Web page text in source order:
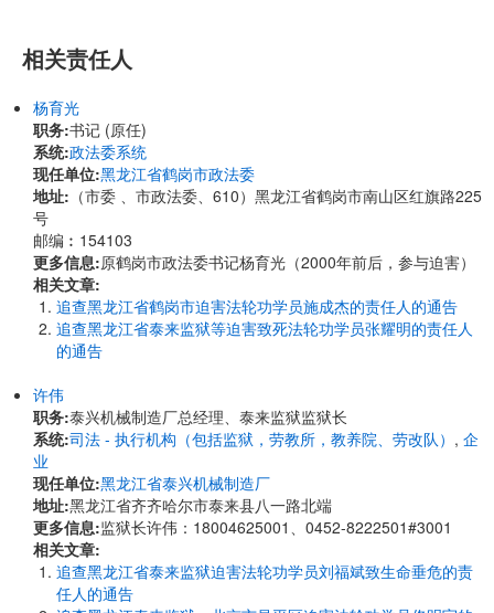
相关责任人
杨育光
职务:书记 (原任)
系统:政法委系统
现任单位:黑龙江省鹤岗市政法委
地址: （市委 、市政法委、610）黑龙江省鹤岗市南山区红旗路225
号
邮编︰154103
更多信息:原鹤岗市政法委书记杨育光（2000年前后，参与迫害）
相关文章:
追查黑龙江省鹤岗市迫害法轮功学员施成杰的责任人的通告
追查黑龙江省泰来监狱等迫害致死法轮功学员张耀明的责任人
的通告
许伟
职务:泰兴机械制造厂总经理、泰来监狱监狱长
系统:司法 - 执行机构（包括监狱，劳教所，教养院、劳改队） , 企
业
现任单位:黑龙江省泰兴机械制造厂
地址:黑龙江省齐齐哈尔市泰来县八一路北端
更多信息:监狱长许伟：18004625001、0452-8222501#3001
相关文章:
追查黑龙江省泰来监狱迫害法轮功学员刘福斌致生命垂危的责
任人的通告